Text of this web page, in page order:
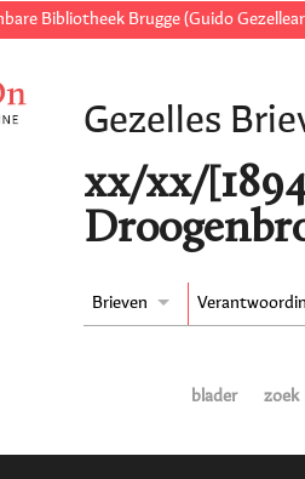
Bibliotheek Brugge (Guido
Gezelles
xx/xx/
Brieven
blader zoek